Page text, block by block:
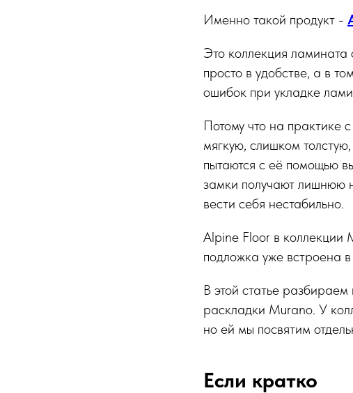
Именно такой продукт -
Это коллекция ламината
просто в удобстве, а в
ошибок при укладке
Потому что на практике
мягкую, слишком
пытаются с её помощью
замки получают лишнюю
вести себя нестабильно.
Alpine Floor в коллекции
подложка уже встроена
В этой статье
раскладки Murano. У
но ей мы посвятим
Если кратко